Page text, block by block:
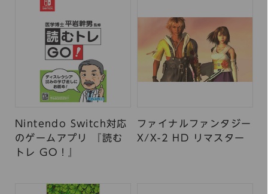
Nintendo Switch対応
のゲームアプリ 『読む
トレ GO！』
ファイナルファンタジー
X/X-2 HD リマスター